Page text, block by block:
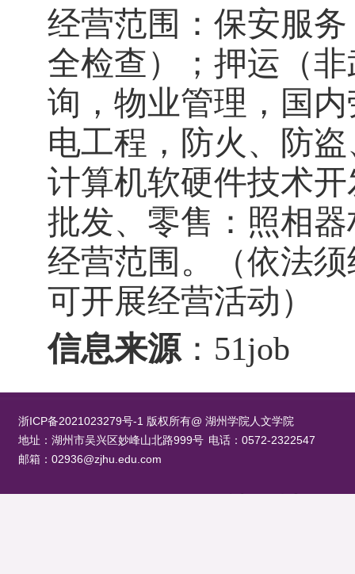
经营范围：保安服
全检查）；押运（
询，物业管理，国
电工程，防火、防
计算机软硬件技术
批发、零售：照相
经营范围。（依法
可开展经营活动）
信息来源： 51job
浙ICP备2021023279号-1 版权所有@ 湖州学院人文学院
地址：湖州市吴兴区妙峰山北路999号 电话：0572-2322547
邮箱：02936@zjhu.edu.com